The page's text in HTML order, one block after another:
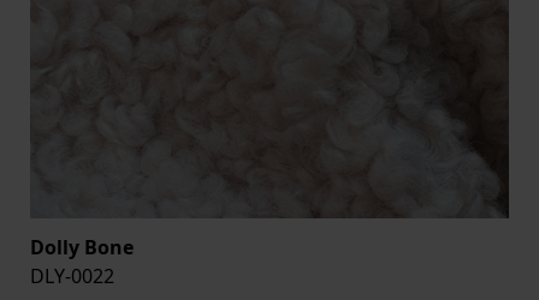
Dolly Bone
DLY-0022